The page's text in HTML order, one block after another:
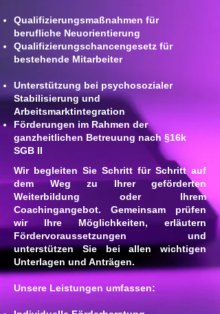
Qualifizierungsmaßnahmen für
berufliche Neuorientierung
Qualifizierungschancengesetz für
bestehende Mitarbeiter
Unterstützung bei psychosozialer
Stabilisierung und
Arbeitsmarktintegration
Förderungen im Rahmen der
ganzheitlichen Betreuung nach §16k
SGB II
Wir begleiten Sie Schritt für Schritt auf
dem Weg zu Ihrer geförderten
Weiterbildung oder Ihrem
Coachingangebot. Gemeinsam prüfen
wir Ihre Möglichkeiten, erläutern
Fördervoraussetzungen und
unterstützen Sie bei allen wichtigen
Unterlagen und Anträgen.
Unsere Leistungen umfassen: